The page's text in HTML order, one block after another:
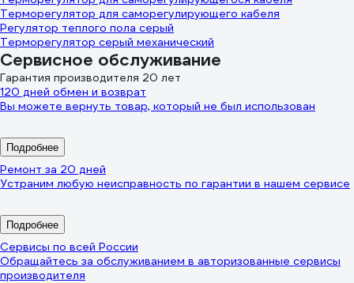
Терморегулятор для саморегулирующего кабеля
Регулятор теплого пола серый
Терморегулятор серый механический
Сервисное обслуживание
Гарантия производителя 20 лет
120 дней обмен и возврат
Вы можете вернуть товар, который не был использован
Подробнее
Ремонт за 20 дней
Устраним любую неисправность по гарантии в нашем сервисе
Подробнее
Сервисы по всей России
Обращайтесь за обслуживанием в авторизованные сервисы
производителя